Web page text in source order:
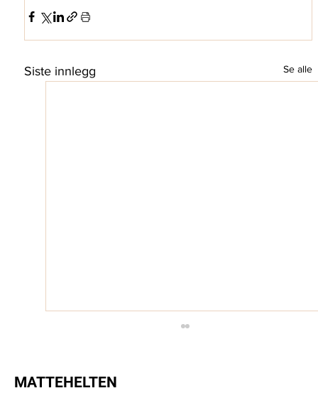
Siste innlegg Se alle
MATTEHELTEN